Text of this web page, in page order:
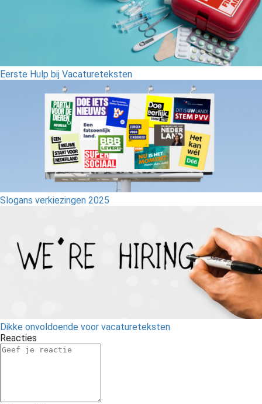
Eerste Hulp bij Vacatureteksten
Slogans verkiezingen 2025
Dikke onvoldoende voor vacatureteksten
Reacties